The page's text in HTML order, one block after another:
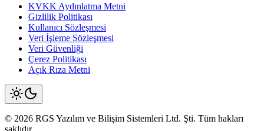
KVKK Aydınlatma Metni
Gizlilik Politikası
Kullanıcı Sözleşmesi
Veri İşleme Sözleşmesi
Veri Güvenliği
Çerez Politikası
Açık Rıza Metni
© 2026 RGS Yazılım ve Bilişim Sistemleri Ltd. Şti. Tüm hakları
saklıdır.